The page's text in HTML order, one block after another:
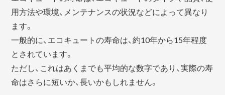
用方法や環境、メンテナンスの状況などによって異なり
ます。
一般的に、エコキュートの寿命は、約10年から15年程度
とされています。
ただし、これはあくまでも平均的な数字であり、実際の寿
命はさらに短いか、長いかもしれません。